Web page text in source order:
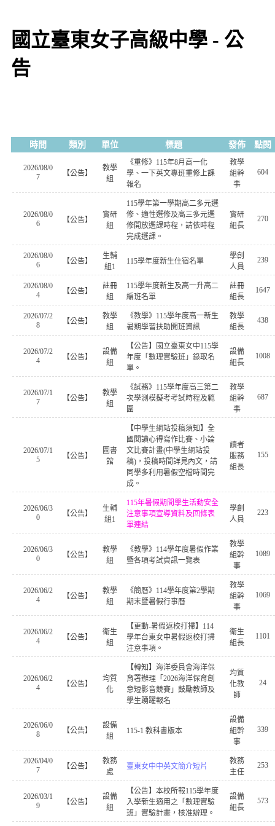
國立臺東女子高級中學 - 公
告
時間 類別 單位 標題 發佈 點閱
2026/08/0
7
【公告】
教學
組
《重修》115年8月高一化
學、一下英文專班重修上課
報名
教學
組幹
事
604
2026/08/0
6
【公告】
實研
組
115學年第一學期高二多元選
修、適性選修及高三多元選
修開放選課時程，請依時程
完成選課。
實研
組長
270
2026/08/0
6
【公告】
生輔
組1
115學年度新生住宿名單
學創
人員
239
2026/08/0
4
【公告】
註冊
組
115學年度新生及高一升高二
編班名單
註冊
組長
1647
2026/07/2
8
【公告】
教學
組
《教學》115學年度高一新生
暑期學習扶助開班資訊
教學
組長
438
2026/07/2
4
【公告】
設備
組
【公告】國立臺東女中115學
年度「數理實驗班」錄取名
單。
設備
組長
1008
2026/07/1
7
【公告】
教學
組
《試務》115學年度高三第二
次學測模擬考考試時程及範
圍
教學
組幹
事
687
2026/07/1
5
【公告】
圖書
館
【中學生網站投稿須知】全
國閱讀心得寫作比賽、小論
文比賽計畫(中學生網站投
稿)，投稿時間詳見內文，請
同學多利用暑假空檔時間完
成。
讀者
服務
組長
155
2026/06/3
0
【公告】
生輔
組1
115年暑假期間學生活動安全
注意事項宣導資料及回條表
單連結
學創
人員
223
2026/06/3
0
【公告】
教學
組
《教學》114學年度暑假作業
暨各項考試資訊一覽表
教學
組幹
事
1089
2026/06/2
4
【公告】
教學
組
《簡曆》114學年度第2學期
期末暨暑假行事曆
教學
組幹
事
1069
2026/06/2
4
【公告】
衛生
組
【更動-暑假返校打掃】114
學年台東女中暑假返校打掃
注意事項。
衛生
組長
1101
2026/06/2
4
【公告】
均質
化
【轉知】海洋委員會海洋保
育署辦理「2026海洋保育創
意短影音競賽」鼓勵教師及
學生踴躍報名
均質
化教
師
24
2026/06/0
8
【公告】
設備
組
115-1 教科書版本
設備
組幹
事
339
2026/04/0
7
【公告】
教務
處
臺東女中中英文簡介短片
教務
主任
253
2026/03/1
9
【公告】
設備
組
【公告】本校所報115學年度
入學新生適用之「數理實驗
班」實驗計畫，核准辦理。
設備
組長
573